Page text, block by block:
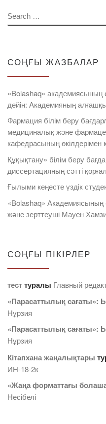
SEARCH
СОҢҒЫ ЖАЗБАЛАР
«Bolashaq» академиясының
дейін: Академияның алғашқы
Фармация білім беру
медициналық және
кафедрасының өкілдерімен
Құқықтану» білім беру
диссертацияның сәтті
Ғылыми кеңесте үздік
«Bolashaq» Академиясының
және зерттеуші Мауен
СОҢҒЫ ПІКІРЛЕР
тесттуралы Главный
«Парасаттылық
Нұрзия
«Парасаттылық
Нұрзия
Кітапхана жаңалықтары
ИН-18-2к
«Жаңа форматтағы
Несібелі